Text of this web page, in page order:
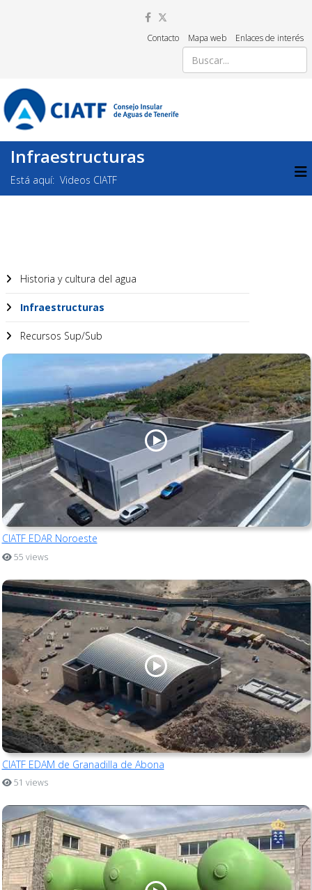
Contacto Mapa web Enlaces de interés
Infraestructuras
Está aquí: Videos CIATF
Historia y cultura del agua
Infraestructuras
Recursos Sup/Sub
CIATF EDAR Noroeste
55 views
CIATF EDAM de Granadilla de Abona
51 views